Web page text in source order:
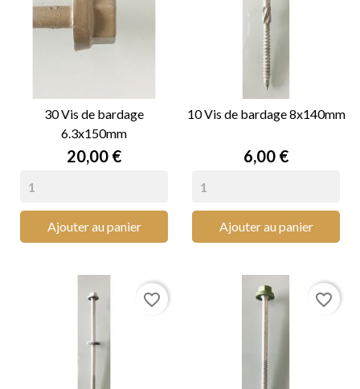
30 Vis de bardage
6.3x150mm
Prix
20,00 €
Ajouter au panier
10 Vis de bardage 8x140mm
Prix
6,00 €
Ajouter au panier
favorite_border favorite_border